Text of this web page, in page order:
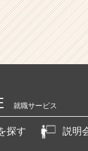
就職サービス
探す 説明